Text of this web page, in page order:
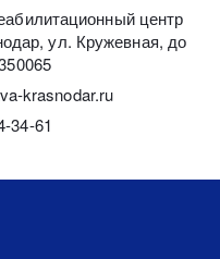
центр
,ул. Кружевная, до
krasnodar.ru
34-61